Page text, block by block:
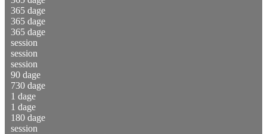
365 dage
365 dage
365 dage
session
session
session
90 dage
730 dage
1 dage
1 dage
180 dage
session